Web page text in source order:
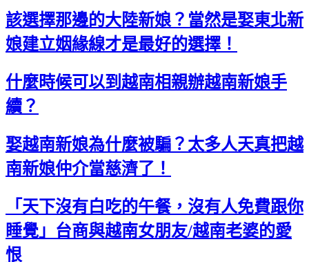
該選擇那邊的大陸新娘？當然是娶東北新
娘建立姻緣線才是最好的選擇！
什麼時候可以到越南相親辦越南新娘手
續？
娶越南新娘為什麼被騙？太多人天真把越
南新娘仲介當慈濟了！
「天下沒有白吃的午餐，沒有人免費跟你
睡覺」台商與越南女朋友/越南老婆的愛
恨